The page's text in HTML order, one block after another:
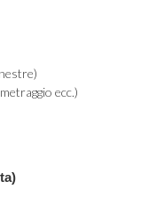
ecc.)